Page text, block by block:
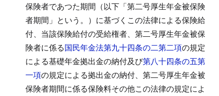
保険者であつた期間（以下「第二号厚生年金被保険
者期間」という。）に基づくこの法律による保険給
付、当該保険給付の受給権者、第二号厚生年金被保
険者に係る国民年金法第九十四条の二第二項の規定
による基礎年金拠出金の納付及び第八十四条の五第
一項の規定による拠出金の納付、第二号厚生年金被
保険者期間に係る保険料その他この法律の規定によ